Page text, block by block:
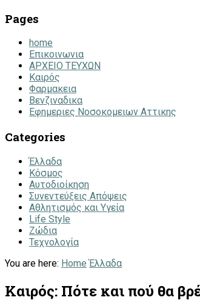
Pages
home
Επικοινωνια
ΑΡΧΕΙΟ ΤΕΥΧΩΝ
Καιρός
Φαρμακεια
Βενζιναδικα
Εφημεριες Νοσοκομειων Αττικης
Categories
Έλλαδα
Κόσμος
Αυτοδιοίκηση
Συνεντεύξεις Απόψεις
Αθλητισμός και Υγεία
Life Style
Ζώδια
Τεχνολογία
You are here: Home Έλλαδα
Καιρός: Πότε και πού θα